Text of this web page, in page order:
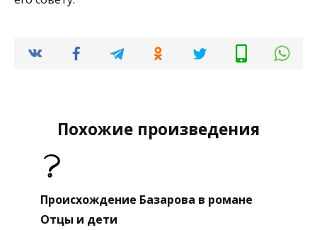
Похожие произведения
Происхождение Базарова в романе
Отцы и дети